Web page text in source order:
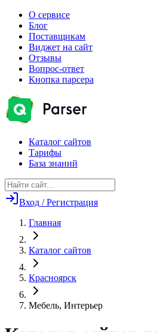
О сервисе
Блог
Поставщикам
Виджет на сайт
Отзывы
Вопрос-ответ
Кнопка парсера
Каталог сайтов
Тарифы
База знаний
Вход / Регистрация
Главная
Каталог сайтов
Красноярск
Мебель, Интерьер